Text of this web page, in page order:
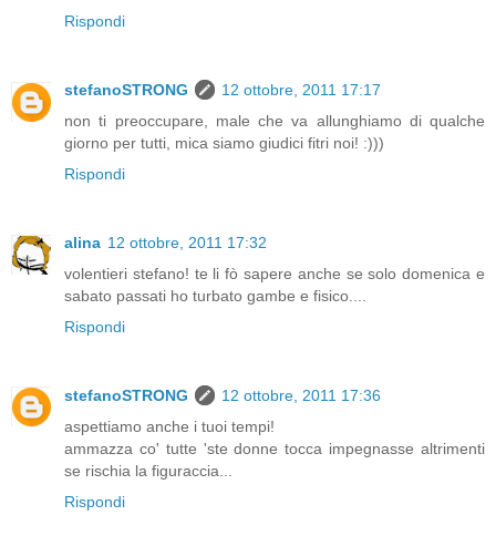
Rispondi
stefanoSTRONG
12 ottobre, 2011 17:17
non ti preoccupare, male che va allunghiamo di qualche
giorno per tutti, mica siamo giudici fitri noi! :)))
Rispondi
alina 12 ottobre, 2011 17:32
volentieri stefano! te li fò sapere anche se solo domenica e
sabato passati ho turbato gambe e fisico....
Rispondi
stefanoSTRONG
12 ottobre, 2011 17:36
aspettiamo anche i tuoi tempi!
ammazza co' tutte 'ste donne tocca impegnasse altrimenti
se rischia la figuraccia...
Rispondi